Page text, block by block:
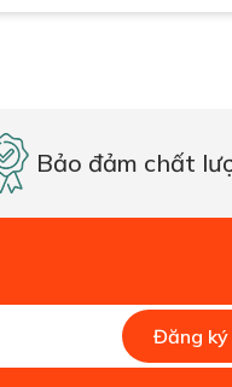
Bảo đảm chất
Đăng ký